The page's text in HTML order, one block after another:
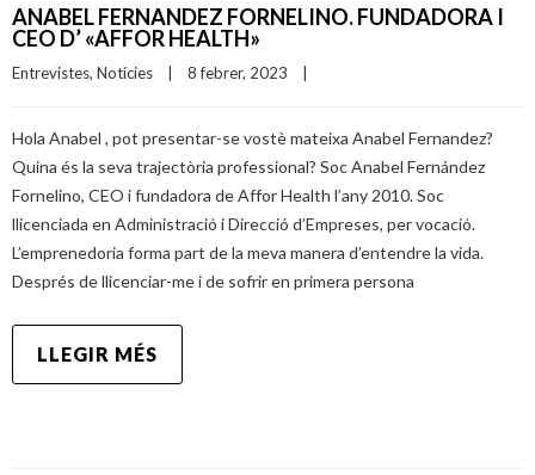
ANABEL FERNANDEZ FORNELINO. FUNDADORA I
CEO D’ «AFFOR HEALTH»
Entrevistes, Notícies 8 febrer, 2023
Hola Anabel , pot presentar-se vostè mateixa Anabel Fernandez?
Quina és la seva trajectòria professional? Soc Anabel Fernández
Fornelino, CEO i fundadora de Affor Health l’any 2010. Soc
llicenciada en Administració i Direcció d’Empreses, per vocació.
L’emprenedoria forma part de la meva manera d’entendre la vida.
Després de llicenciar-me i de sofrir en primera persona
LLEGIR MÉS